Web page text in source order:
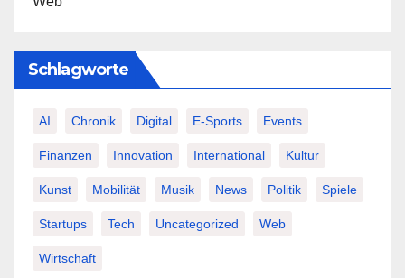
Schlagworte
AI Chronik Digital E-Sports Events
Finanzen Innovation International Kultur
Kunst Mobilität Musik News Politik Spiele
Startups Tech Uncategorized Web
Wirtschaft